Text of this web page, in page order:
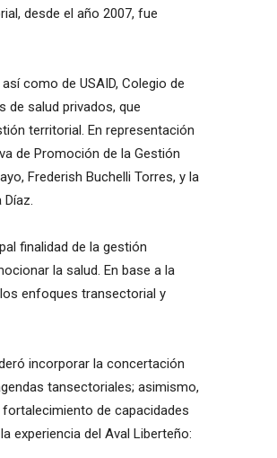
desde el año 2007, fue
como de USAID, Colegio de
de salud privados, que
territorial. En representación
de Promoción de la Gestión
Frederish Buchelli Torres, y la
finalidad de la gestión
la salud. En base a la
enfoques transectorial y
incorporar la concertación
tansectoriales; asimismo,
de capacidades
experiencia del Aval Liberteño: